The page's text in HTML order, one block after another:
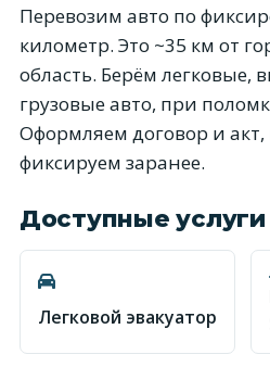
Перевозим авто по
километр. Это ~35 км от
область. Берём легковые,
грузовые авто, при
Оформляем договор и
фиксируем заранее.
Доступные услуги
Легковой эвакуатор